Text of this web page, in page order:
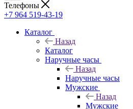
Телефоны
+7 964 519-43-19
Каталог
Назад
Каталог
Наручные часы
Назад
Наручные часы
Мужские
Назад
Мужские